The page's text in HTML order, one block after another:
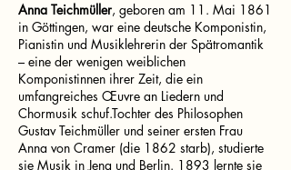
Anna Teichmüller, geboren am 11. Mai 1861
in Göttingen, war eine deutsche Komponistin,
Pianistin und Musiklehrerin der Spätromantik
– eine der wenigen weiblichen
Komponistinnen ihrer Zeit, die ein
umfangreiches Œuvre an Liedern und
Chormusik schuf.Tochter des Philosophen
Gustav Teichmüller und seiner ersten Frau
Anna von Cramer (die 1862 starb), studierte
sie Musik in Jena und Berlin. 1893 lernte sie